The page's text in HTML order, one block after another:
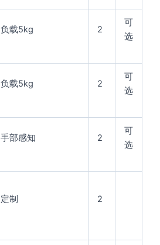
负载5kg 2
可
选
负载5kg 2
可
选
手部感知 2
可
选
定制 2